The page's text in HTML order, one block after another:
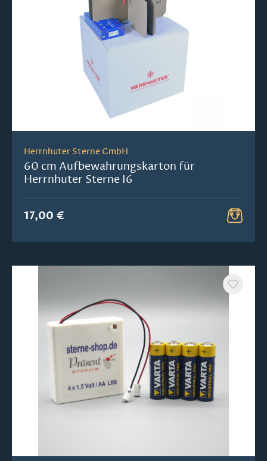
Herrnhuter Sterne GmbH
60 cm Aufbewahrungskarton für
Herrnhuter Sterne I6
17,00 €